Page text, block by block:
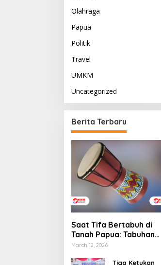
Olahraga
Papua
Politik
Travel
UMKM
Uncategorized
Berita Terbaru
Saat Tifa Bertabuh di
Tanah Papua: Tabuhan
Tradisi yang Menyatukan
March 12, 2026
Tiga Ketukan